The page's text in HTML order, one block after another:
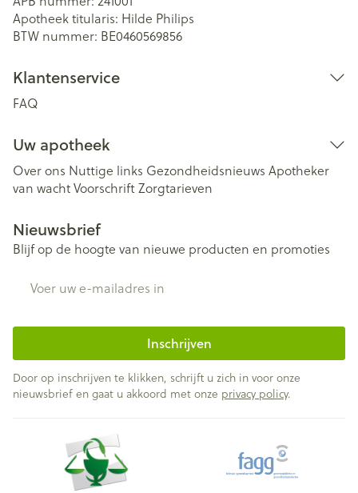
Apotheek titularis: Hilde Philips
BTW nummer: BE0460569856
Klantenservice
FAQ
Uw apotheek
Over ons Nuttige links Gezondheidsnieuws Apotheker
van wachtVoorschriftZorgtarieven
Nieuwsbrief
Blijf op de hoogte van nieuwe producten en promoties
Inschrijven
Door op inschrijven te klikken, schrijft u zich in voor onze
nieuwsbrief en gaat u akkoord met onze privacy policy.